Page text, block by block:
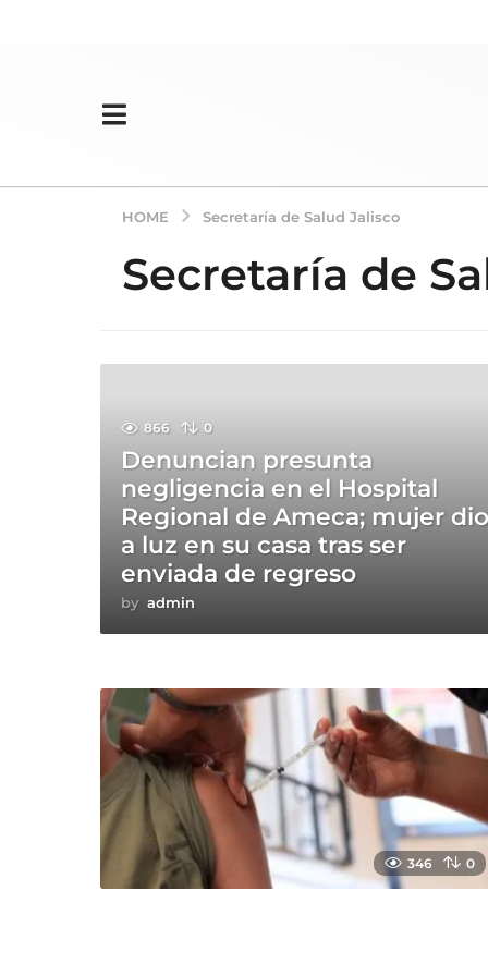
HOME Secretaría de Salud Jalisco
Secretaría de
866 0
Denuncian presunta
negligencia en el Hospital
Regional de Ameca; mujer
a luz en su casa tras ser
enviada de regreso
by admin
346 0